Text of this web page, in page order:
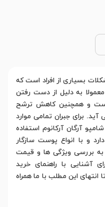
بسیاری از افراد است که
به دلیل از دست رفتن
و همچنین کاهش ترشح
برای جبران تمامی موارد
آرگان آرکانوم استفاده
و با انواع پوست سازگار
به بررسی ویژگی ها و قیمت
آشنایی با راهنمای خرید
انتهای این مطلب با ما همراه